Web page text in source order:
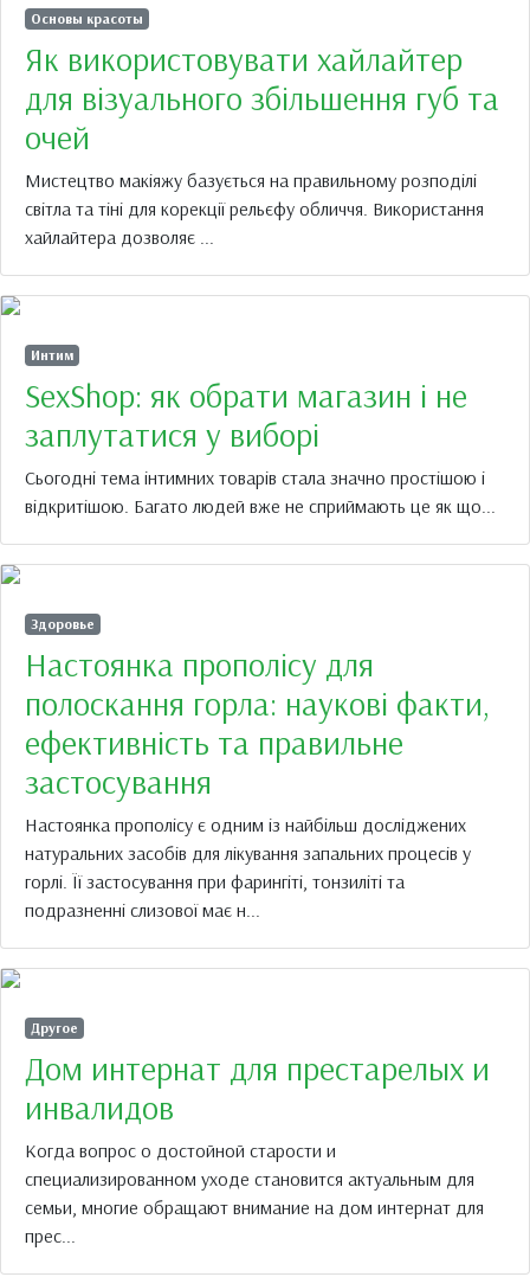
Основы красоты
Як використовувати хайлайтер
для візуального збільшення губ та
очей
Мистецтво макіяжу базується на правильному розподілі
світла та тіні для корекції рельєфу обличчя. Використання
хайлайтера дозволяє ...
Интим
SexShop: як обрати магазин і не
заплутатися у виборі
Сьогодні тема інтимних товарів стала значно простішою і
відкритішою. Багато людей вже не сприймають це як що...
Здоровье
Настоянка прополісу для
полоскання горла: наукові факти,
ефективність та правильне
застосування
Настоянка прополісу є одним із найбільш досліджених
натуральних засобів для лікування запальних процесів у
горлі. Її застосування при фарингіті, тонзиліті та
подразненні слизової має н...
Другое
Дом интернат для престарелых и
инвалидов
Когда вопрос о достойной старости и
специализированном уходе становится актуальным для
семьи, многие обращают внимание на дом интернат для
прес...